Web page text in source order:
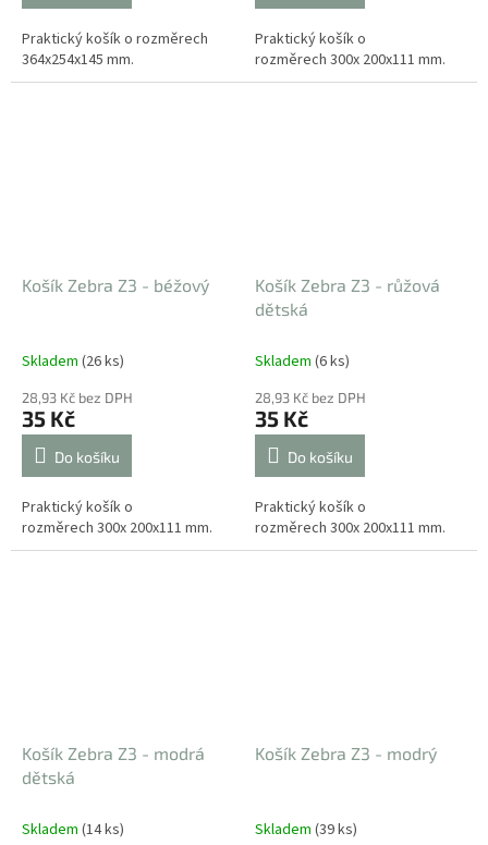
Praktický košík o rozměrech
364x254x145 mm.
Praktický košík o
rozměrech 300x 200x111 mm.
Košík Zebra Z3 - béžový
Skladem (26 ks)
28,93 Kč bez DPH
35 Kč
Do košíku
Praktický košík o
rozměrech 300x 200x111 mm.
Košík Zebra Z3 - růžová
dětská
Skladem (6 ks)
28,93 Kč bez DPH
35 Kč
Do košíku
Praktický košík o
rozměrech 300x 200x111 mm.
Košík Zebra Z3 - modrá
dětská
Skladem (14 ks)
Košík Zebra Z3 - modrý
Skladem (39 ks)